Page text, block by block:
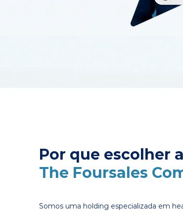
Por que escolher a
The Foursales
Somos uma holding especializada em